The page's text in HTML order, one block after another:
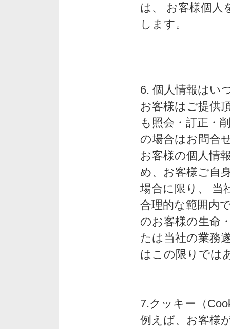
は、 お客様個人
します。
6. 個人情報はい
お客様はご提供
も照会・訂正・
の場合はお問合
お客様の個人情
め、お客様ご自
場合に限り、 当
合理的な範囲内
のお客様の生命
たは当社の業務
はこの限りでは
7.クッキー（
例えば、お客様